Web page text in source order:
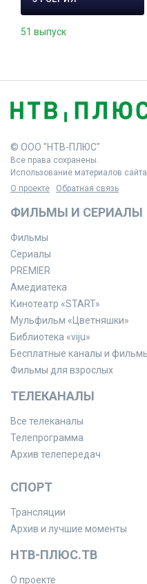
51 выпуск
© ООО "НТВ-ПЛЮС"
Все права сохранены.
Использование материалов
О проекте
Обратная связь
ФИЛЬМЫ И СЕРИАЛЫ
Фильмы
Сериалы
PREMIER
Амедиатека
Кинотеатр «START»
Мульфильм «Цветняшки»
Библиотека «viju»
Бесплатные каналы и
Фильмы для взрослых
ТЕЛЕКАНАЛЫ
Все телеканалы
Телепрограмма
Архив телепередач
СПОРТ
Трансляции
Архив и лучшие моменты
НТВ-ПЛЮС.ТВ
О проекте